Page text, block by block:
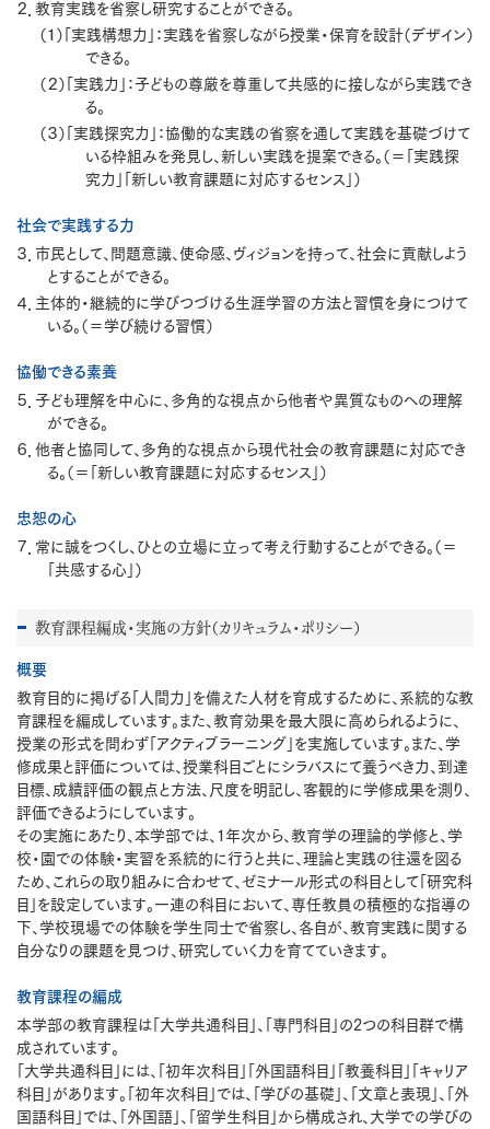
２．教育実践を省察し研究することができる。
（１）「実践構想力」：実践を省察しながら授業・保育を設計（デザイン）
できる。
（２）「実践力」：子どもの尊厳を尊重して共感的に接しながら実践でき
る。
（３）「実践探究力」：協働的な実践の省察を通して実践を基礎づけて
いる枠組みを発見し、新しい実践を提案できる。（＝「実践探
究力」「新しい教育課題に対応するセンス」）
社会で実践する力
３．市民として、問題意識、使命感、ヴィジョンを持って、社会に貢献しよう
とすることができる。
４．主体的・継続的に学びつづける生涯学習の方法と習慣を身につけて
いる。（＝学び続ける習慣）
協働できる素養
５．子ども理解を中心に、多角的な視点から他者や異質なものへの理解
ができる。
６．他者と協同して、多角的な視点から現代社会の教育課題に対応でき
る。（＝「新しい教育課題に対応するセンス」）
忠恕の心
７．常に誠をつくし、ひとの立場に立って考え行動することができる。（＝
「共感する心」）
教育課程編成・実施の方針（カリキュラム・ポリシー）
概要
教育目的に掲げる「人間力」を備えた人材を育成するために、系統的な教
育課程を編成しています。また、教育効果を最大限に高められるように、
授業の形式を問わず「アクティブラーニング」を実施しています。また、学
修成果と評価については、授業科目ごとにシラバスにて養うべき力、到達
目標、成績評価の観点と方法、尺度を明記し、客観的に学修成果を測り、
評価できるようにしています。
その実施にあたり、本学部では、1年次から、教育学の理論的学修と、学
校・園での体験・実習を系統的に行うと共に、理論と実践の往還を図る
ため、これらの取り組みに合わせて、ゼミナール形式の科目として「研究科
目」を設定しています。一連の科目において、専任教員の積極的な指導の
下、学校現場での体験を学生同士で省察し、各自が、教育実践に関する
自分なりの課題を見つけ、研究していく力を育てていきます。
教育課程の編成
本学部の教育課程は「大学共通科目」、「専門科目」の2つの科目群で構
成されています。
「大学共通科目」には、「初年次科目」「外国語科目」「教養科目」「キャリア
科目」があります。「初年次科目」では、「学びの基礎」、「文章と表現」、「外
国語科目」では、「外国語」、「留学生科目」から構成され、大学での学びの